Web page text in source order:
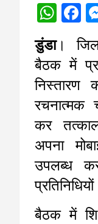
W
a
t
s
A
p
p
F
a
c
e
b
o
o
k
डुंडा।
बैठक में
निस्तारण
रचनात्मक
कर
अपना
उपलब्ध
बैठक में